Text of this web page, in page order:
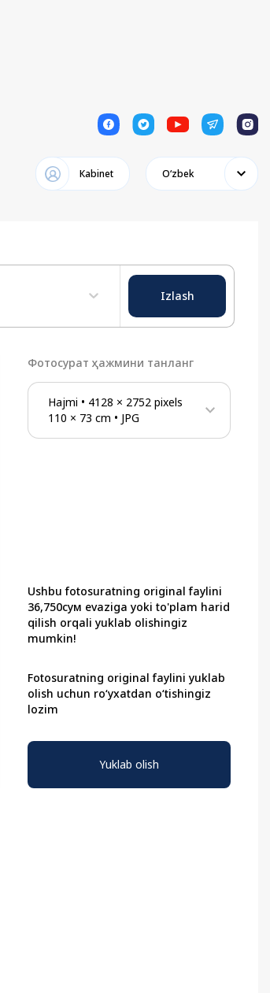
1 1 1 1 1
Кabinet Oʻzbek
Pokiston hamkorligi
Izlash
Фотосурат ҳажмини танланг
Hajmi • 4128 × 2752pixels
110 × 73 cm • JPG
Ushbu fotosuratning original faylini
36,750сум evaziga yoki to'plam harid
qilish orqali yuklab olishingiz
mumkin!
Fotosuratning original faylini yuklab
olish uchun ro‘yxatdan o‘tishingiz
lozim
Yuklab olish